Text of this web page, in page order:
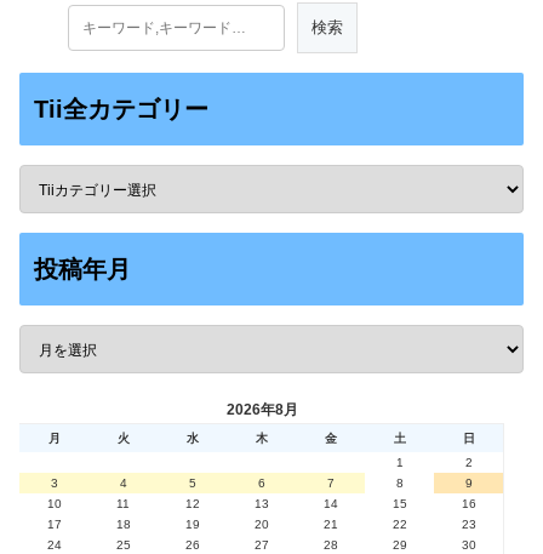
Tii全カテゴリー
投稿年月
2026年8月
月 火 水 木 金 土
日
1
2
3
4 5 6 7 8
9
10
11 12 13 14 15
16
17
18 19 20 21 22
23
24
25 26 27 28 29
30